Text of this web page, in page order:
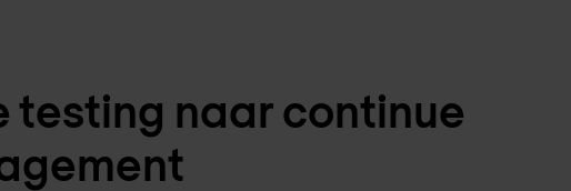
testing naar continue